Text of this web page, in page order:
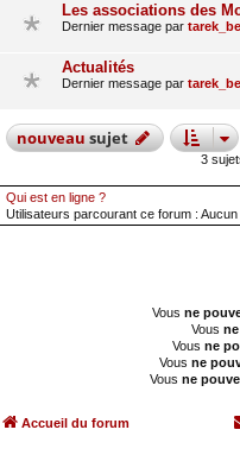
Les associations des
Dernier message par
Actualités
Dernier message par
nouveausujet
3
Qui est en ligne ?
Utilisateurs parcourant ce forum :
Vous ne
Vous
Vous ne
Vous ne
Vous ne
Accueil du forum